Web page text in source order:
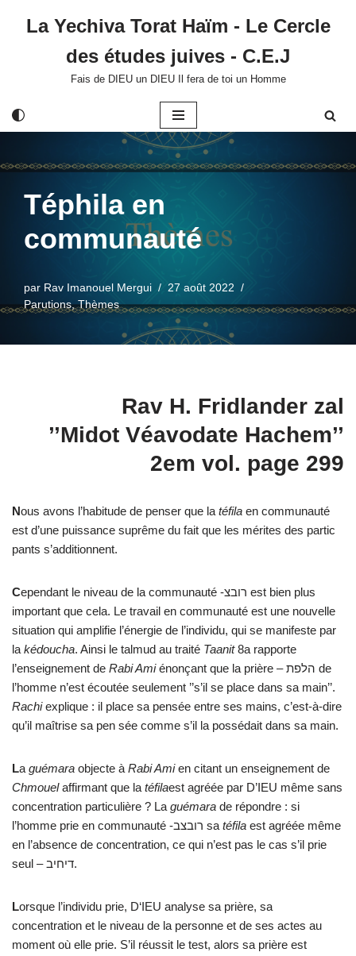
La Yechiva Torat Haïm - Le Cercle
des études juives - C.E.J
Fais de DIEU un DIEU Il fera de toi un Homme
Téphila en
communauté
par Rav Imanouel Mergui
27 août 2022
Parutions,Thèmes
Rav H. Fridlander zal
’’Midot Véavodate Hachem’’
2em vol. page 299
Nous avons l’habitude de penser que la téfila en communauté
est d’une puissance suprême du fait que les mérites des partic
pants s’additionnent.
Cependant le niveau de la communauté -רובצ est bien plus
important que cela. Le travail en communauté est une nouvelle
situation qui amplifie l’énergie de l’individu, qui se manifeste par
la kédoucha. Ainsi le talmud au traité Taanit8a rapporte
l’enseignement de Rabi Amiénonçant que la prière – הלפת de
l’homme n’est écoutée seulement ’’s’il se place dans sa main’’.
Rachiexplique : il place sa pensée entre ses mains, c’est-à-dire
qu’il maîtrise sa pen sée comme s’il la possédait dans sa main.
La guémara objecte à Rabi Amien citant un enseignement de
Chmouelaffirmant que la téfilaest agréée par D’IEU même sans
concentration particulière ? La guémara de répondre : si
l’homme prie en communauté -רובצב sa téfila est agréée même
en l’absence de concentration, ce qui n’est pas le cas s’il prie
seul – דיחיב.
Lorsque l’individu prie, D‘IEU analyse sa prière, sa
concentration et le niveau de la personne et de ses actes au
moment où elle prie. S’il réussit le test, alors sa prière est